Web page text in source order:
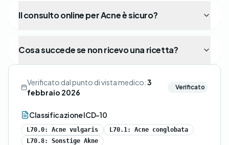
Il consulto online per Acne è sicuro?
Cosa succede se non ricevo una ricetta?
Verificato dal punto di vista medico:3
febbraio 2026
Verificato
Classificazione ICD-10
L70.0: Acne vulgaris
L70.1: Acne conglobata
L70.8: Sonstige Akne